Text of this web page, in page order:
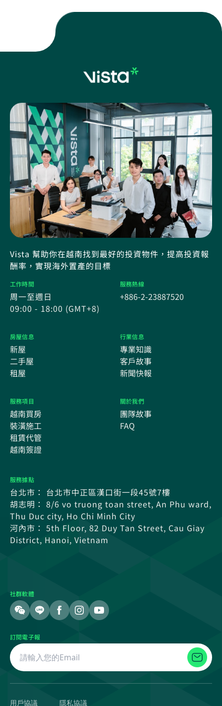
Vista 幫助你在越南找到最好的投資物件，提高投資報
酬率，實現海外置產的目標
工作時間
周一至週日
09:00 - 18:00 (GMT+8)
服務熱線
+886-2-23887520
房屋信息
新屋
二手屋
租屋
行業信息
專業知識
客戶故事
新聞快報
服務項目
越南買房
裝潢施工
租賃代管
越南簽證
關於我們
團隊故事
FAQ
服務據點
台北市： 台北市中正區漢口街一段45號7樓
胡志明： 8/6 vo truong toan street, An Phu ward,
Thu Duc city, Ho Chi Minh City
河內市： 5th Floor, 82 Duy Tan Street, Cau Giay
District, Hanoi, Vietnam
社群軟體
訂閱電子報
用戶協議 隱私協議